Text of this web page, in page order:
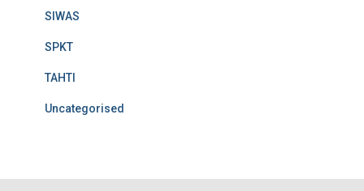
SIWAS
SPKT
TAHTI
Uncategorised